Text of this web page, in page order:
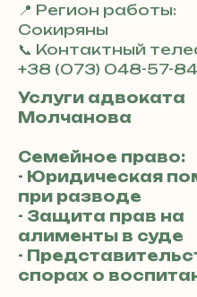
📍 Регион работы:
Сокиряны
📞 Контактный
+38 (073) 048-57-84
Услуги адвоката
Молчанова
Семейное право:
- Юридическая
при разводе
- Защита прав на
алименты в суде
-
спорах о